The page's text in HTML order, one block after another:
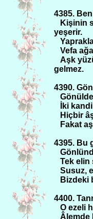
4385.
Kişinin
yeşerir.
Vefa
Aşk
gelmez.
4390.
İki
Hiçbir
Fakat
4395. Bu
Tek elin
Susuz,
Bizdeki
4400.
O ezeli
Âlemde